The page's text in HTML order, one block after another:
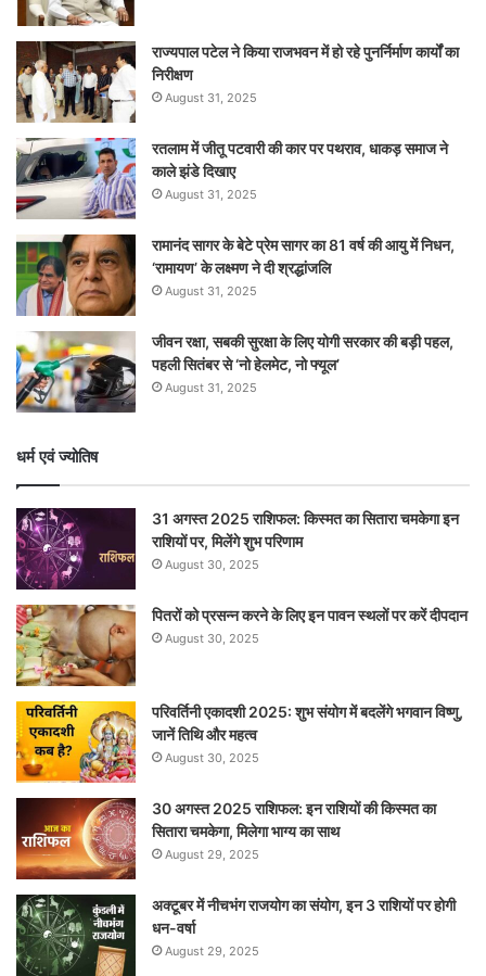
राज्यपाल पटेल ने किया राजभवन में हो रहे पुनर्निर्माण कार्यों का
निरीक्षण
August 31, 2025
रतलाम में जीतू पटवारी की कार पर पथराव, धाकड़ समाज ने
काले झंडे दिखाए
August 31, 2025
रामानंद सागर के बेटे प्रेम सागर का 81 वर्ष की आयु में निधन,
‘रामायण’ के लक्ष्मण ने दी श्रद्धांजलि
August 31, 2025
जीवन रक्षा, सबकी सुरक्षा के लिए योगी सरकार की बड़ी पहल,
पहली सितंबर से ‘नो हेलमेट, नो फ्यूल’
August 31, 2025
धर्म एवं ज्योतिष
31 अगस्त 2025 राशिफल: किस्मत का सितारा चमकेगा इन
राशियों पर, मिलेंगे शुभ परिणाम
August 30, 2025
पितरों को प्रसन्न करने के लिए इन पावन स्थलों पर करें दीपदान
August 30, 2025
परिवर्तिनी एकादशी 2025: शुभ संयोग में बदलेंगे भगवान विष्णु,
जानें तिथि और महत्व
August 30, 2025
30 अगस्त 2025 राशिफल: इन राशियों की किस्मत का
सितारा चमकेगा, मिलेगा भाग्य का साथ
August 29, 2025
अक्टूबर में नीचभंग राजयोग का संयोग, इन 3 राशियों पर होगी
धन-वर्षा
August 29, 2025